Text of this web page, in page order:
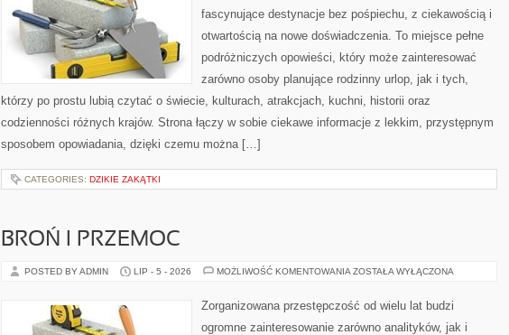
fascynujące destynacje bez pośpiechu, z ciekawością i
otwartością na nowe doświadczenia. To miejsce pełne
podróżniczych opowieści, który może zainteresować
zarówno osoby planujące rodzinny urlop, jak i tych,
którzy po prostu lubią czytać o świecie, kulturach, atrakcjach, kuchni, historii oraz
codzienności różnych krajów. Strona łączy w sobie ciekawe informacje z lekkim, przystępnym
sposobem opowiadania, dzięki czemu można […]
CATEGORIES: DZIKIE ZAKĄTKI
BROŃ I PRZEMOC
POSTED BY ADMIN LIP - 5 - 2026 MOŻLIWOŚĆ KOMENTOWANIA BROŃ
ZOSTAŁA WYŁĄCZONA
Zorganizowana przestępczość od wielu lat budzi
ogromne zainteresowanie zarówno analityków, jak i